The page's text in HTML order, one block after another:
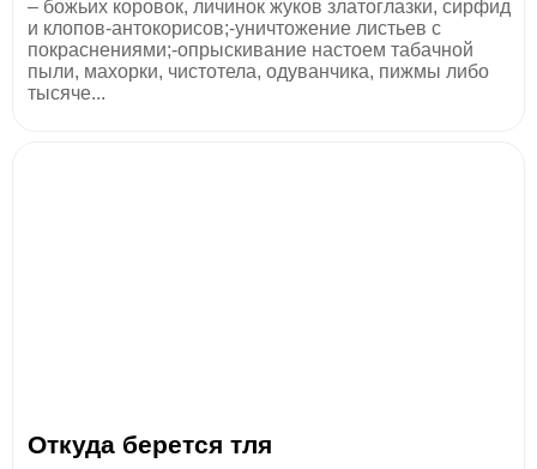
– божьих коровок, личинок жуков златоглазки, сирфид
и клопов-антокорисов;-уничтожение листьев с
покраснениями;-опрыскивание настоем табачной
пыли, махорки, чистотела, одуванчика, пижмы либо
тысяче...
Откуда берется тля